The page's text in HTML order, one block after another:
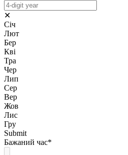
✕
Січ
Лют
Бер
Кві
Тра
Чер
Лип
Сер
Вер
Жов
Лис
Гру
Submit
Бажаний час*